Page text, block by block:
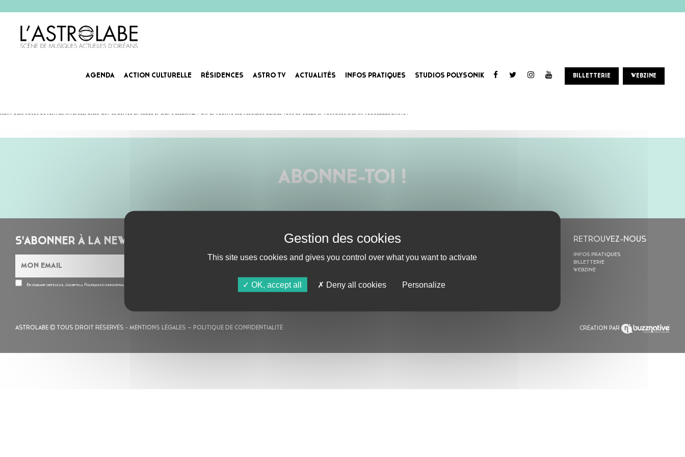
AGENDA ACTION CULTURELLE RÉSIDENCES ASTRO TV ACTUALITÉS INFOS PRATIQUES STUDIOS POLYSONIK BILLETTERIE WEBZINE
Avant deux jours de festival intenses, mieux vaut se mettre en jambe et bien s’échauffer ! On en profite sur plusieurs rendez-vous au soleil et toujours avec un programme affûté !
ABONNE-TOI !
S'ABONNER À LA NEWSLETTER
En cochant cette case, j’accepte la Politique de confidentialité
AU PROGRAMME
AGENDA
ACTION CULTURELLE
RETROUVEZ-NOUS
INFOS PRATIQUES
BILLETTERIE
WEBZINE
ASTROLABE TOUS DROIT RÉSERVÉS - MENTIONS LÉGALES – POLITIQUE DE CONFIDENTIALITÉ CRÉATION PAR
This site uses cookies and gives you control over what you want to activate
OK, accept all Deny all cookies Personalize